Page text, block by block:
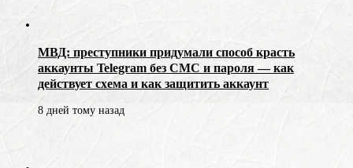
МВД: преступники придумали способ красть
аккаунты Telegram без СМС и пароля — как
действует схема и как защитить аккаунт
8 дней тому назад